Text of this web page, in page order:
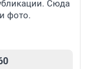
Сюда
фото.